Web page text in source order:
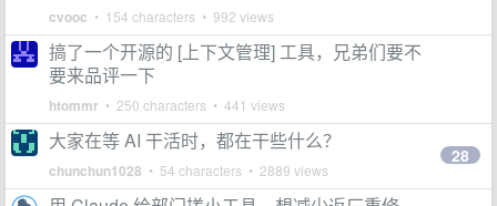
cvooc • 154 characters • 992 views
搞了一个开源的 [上下文管理] 工具，兄弟们要不
要来品评一下
htommr • 250 characters • 441 views
大家在等 AI 干活时，都在干些什么？
chunchun1028 • 54 characters • 2889 views
28